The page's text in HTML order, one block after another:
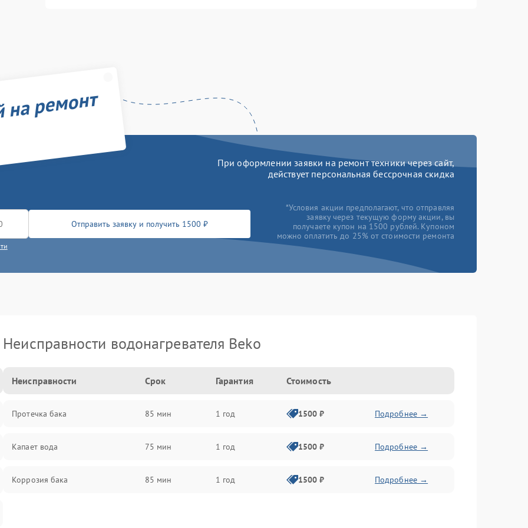
ремонт
При оформлении заявки на ремонт техники через сайт,
действует персональная бессрочная скидка
Отправить заявку и получить 1500 ₽
*Условия акции предполагают, что отправляя
заявку через текущую форму акции, вы
получаете купон на 1500 рублей. Купоном
можно оплатить до 25% от стоимости ремонта
Неисправности водонагревателя Beko
Неисправности Срок Гарантия Стоимость
Протечка бака 85 мин 1 год 1500 ₽ Подробнее →
Капает вода 75 мин 1 год 1500 ₽ Подробнее →
Коррозия бака 85 мин 1 год 1500 ₽ Подробнее →